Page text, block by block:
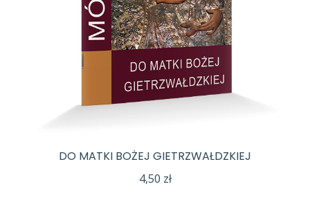
DO MATKI BOŻEJ GIETRZWAŁDZKIEJ
4,50 zł